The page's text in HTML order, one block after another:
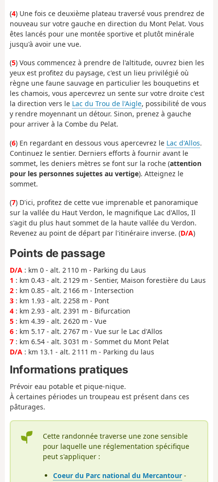
(4) Une fois ce deuxième plateau traversé vous prendrez de
nouveau sur votre gauche en direction du Mont Pelat. Vous
êtes lancés pour une montée sportive et plutôt minérale
jusqu'à avoir une vue.
(5) Vous commencez à prendre de l'altitude, ouvrez bien les
yeux est profitez du paysage, c'est un lieu privilégié où
règne une faune sauvage en particulier les bouquetins et
les chamois, vous apercevrez un sente sur votre droite c'est
la direction vers le Lac du Trou de l'Aigle, possibilité de vous
y rendre moyennant un détour. Sinon, prenez à gauche
pour arriver à la Combe du Pelat.
(6) En regardant en dessous vous apercevrez le Lac d'Allos.
Continuez le sentier. Derniers efforts à fournir avant le
sommet, les deniers mètres se font sur la roche (attention
pour les personnes sujettes au vertige). Atteignez le
sommet.
(7) D'ici, profitez de cette vue imprenable et panoramique
sur la vallée du Haut Verdon, le magnifique Lac d'Allos, Il
s'agit du plus haut sommet de la haute vallée du Verdon.
Revenez au point de départ par l'itinéraire inverse. (D/A)
Points de passage
D/A : km 0 - alt. 2 110 m - Parking du Laus
1 : km 0.43 - alt. 2 129 m - Sentier, Maison forestière du Laus
2 : km 0.85 - alt. 2 166 m - Intersection
3 : km 1.93 - alt. 2 258 m - Pont
4 : km 2.93 - alt. 2 391 m - Bifurcation
5 : km 4.39 - alt. 2 620 m - Vue
6 : km 5.17 - alt. 2 767 m - Vue sur le Lac d'Allos
7 : km 6.54 - alt. 3 031 m - Sommet du Mont Pelat
D/A : km 13.1 - alt. 2 111 m - Parking du laus
Informations pratiques
Prévoir eau potable et pique-nique.
À certaines périodes un troupeau est présent dans ces
pâturages.
Cette randonnée traverse une zone sensible
pour laquelle une réglementation spécifique
peut s'appliquer :
Coeur du Parc national du Mercantour -